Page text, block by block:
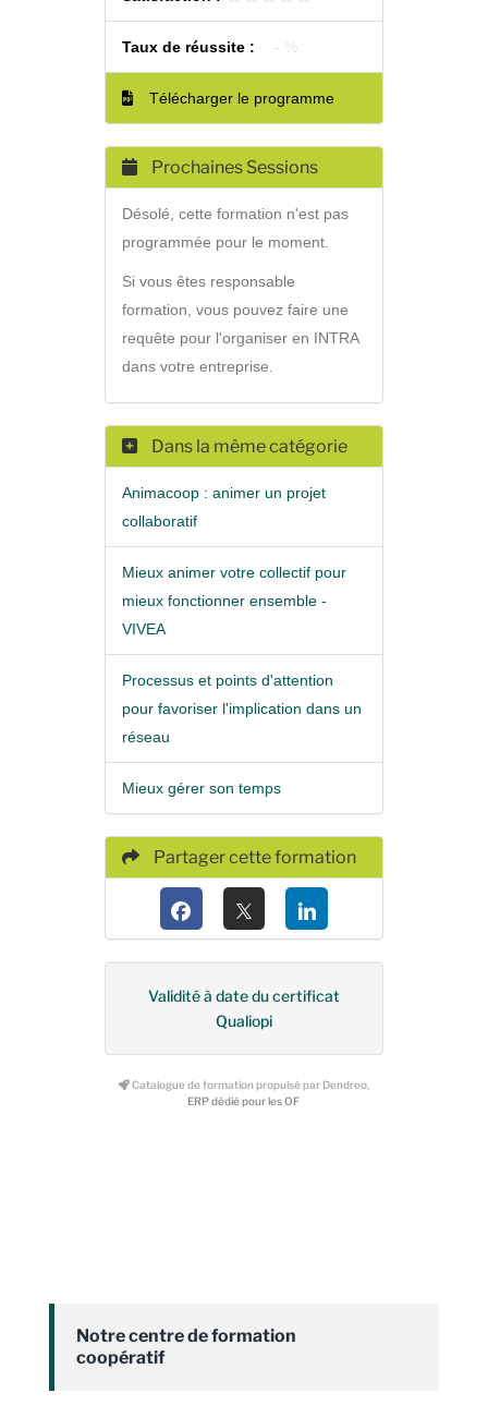
Taux de réussite : - %
Télécharger le programme
Prochaines Sessions
Désolé, cette formation n'est pas
programmée pour le moment.
Si vous êtes responsable
formation, vous pouvez faire une
requête pour l'organiser en INTRA
dans votre entreprise.
Dans la même catégorie
Animacoop : animer un projet
collaboratif
Mieux animer votre collectif pour
mieux fonctionner ensemble -
VIVEA
Processus et points d'attention
pour favoriser l'implication dans un
réseau
Mieux gérer son temps
Partager cette formation
Validité à date du certificat
Qualiopi
Catalogue de formation propulsé par Dendreo,
ERP dédié pour les OF
Notre centre de formation
coopératif